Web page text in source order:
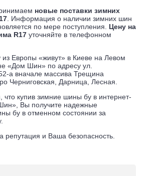
новые поставки зимних
. Информация о наличии зимних шин
по мере поступления. Цену на
R17уточняйте в телефонном
Европы «живут» в Киеве на Левом
«Дом Шин» по адресу ул.
а вначале массива Трещина
Черниговская, Дарница, Лесная.
что купив зимние шины бу в интернет-
Вы получите надежные
бу в отменном состоянии за
репутация и Ваша безопасность.